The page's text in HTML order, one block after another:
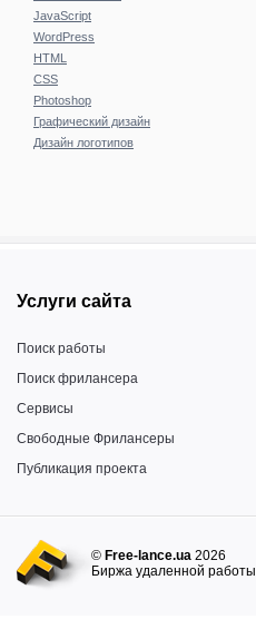
JavaScript
WordPress
HTML
CSS
Photoshop
Графический дизайн
Дизайн логотипов
Услуги сайта
Поиск работы
Поиск фрилансера
Сервисы
Свободные Фрилансеры
Публикация проекта
© Free-lance.ua 2026
Биржа удаленной работы